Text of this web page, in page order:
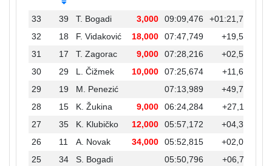
33 39 T. Bogadi 3,000 09:09,476 +01:21,727
32
18 F. Vidaković 18,000 07:47,749 +19,533
31
17 T. Zagorac 9,000 07:28,216 +02,542
30
29 L. Čižmek 10,000 07:25,674 +11,685
29
19 M. Penezić 07:13,989 +49,705
28
15 K. Žukina 9,000 06:24,284 +27,112
27
35 K. Klubičko 12,000 05:57,172 +04,357
26
11 A. Novak 34,000 05:52,815 +02,019
25
34 S. Bogadi 05:50,796 +06,711